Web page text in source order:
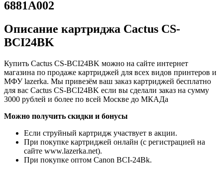
6881A002
Описание картриджа Cactus CS-
BCI24BK
Купить Cactus CS-BCI24BK можно на сайте интернет
магазина по продаже картриджей для всех видов принтеров и
МФУ lazerka. Мы привезём ваш заказ картриджей бесплатно
для вас Cactus CS-BCI24BK если вы сделали заказ на сумму
3000 рублей и более по всей Москве до МКАДа
Можно получить скидки и бонусы
Если струйный картридж участвует в акции.
При покупке картриджей онлайн (с регистрацией на
сайте www.lazerka.net).
При покупке оптом Canon BCI-24Bk.